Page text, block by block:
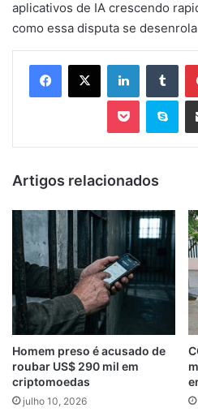
aplicativos de IA crescendo
como essa disputa se
Facebook
X Linkedin
Pocket
Artigos relacionados
Homem preso é acusado de
roubar US$ 290 mil em
criptomoedas
julho 10, 2026